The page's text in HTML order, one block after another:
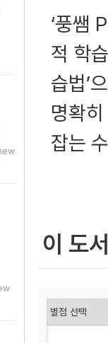
‘풍쌤
적 학
습법’
명확
잡는
이 도